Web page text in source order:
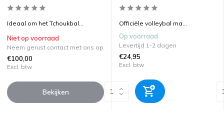
Ideaal om het Tchoukbal...
Niet op voorraad
Neem gerust contact met ons op
€100,00
Excl. btw
Bekijken
Officiële volleybal ma...
Op voorraad
Levertijd 1-2 dagen
€24,95
Excl. btw